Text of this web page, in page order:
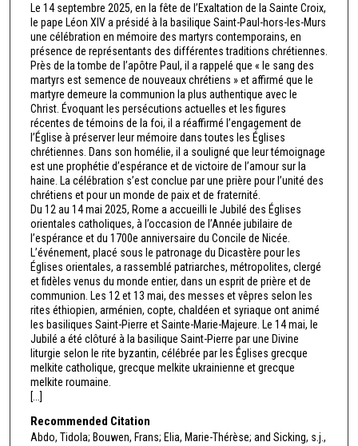
Le 14 septembre 2025, en la fête de l’Exaltation de la Sainte Croix,
le pape Léon XIV a présidé à la basilique Saint-Paul-hors-les-Murs
une célébration en mémoire des martyrs contemporains, en
présence de représentants des différentes traditions chrétiennes.
Près de la tombe de l’apôtre Paul, il a rappelé que « le sang des
martyrs est semence de nouveaux chrétiens » et affirmé que le
martyre demeure la communion la plus authentique avec le
Christ. Évoquant les persécutions actuelles et les figures
récentes de témoins de la foi, il a réaffirmé l’engagement de
l’Église à préserver leur mémoire dans toutes les Églises
chrétiennes. Dans son homélie, il a souligné que leur témoignage
est une prophétie d’espérance et de victoire de l’amour sur la
haine. La célébration s’est conclue par une prière pour l’unité des
chrétiens et pour un monde de paix et de fraternité.
Du 12 au 14 mai 2025, Rome a accueilli le Jubilé des Églises
orientales catholiques, à l’occasion de l’Année jubilaire de
l’espérance et du 1700e anniversaire du Concile de Nicée.
L’événement, placé sous le patronage du Dicastère pour les
Églises orientales, a rassemblé patriarches, métropolites, clergé
et fidèles venus du monde entier, dans un esprit de prière et de
communion. Les 12 et 13 mai, des messes et vêpres selon les
rites éthiopien, arménien, copte, chaldéen et syriaque ont animé
les basiliques Saint-Pierre et Sainte-Marie-Majeure. Le 14 mai, le
Jubilé a été clôturé à la basilique Saint-Pierre par une Divine
liturgie selon le rite byzantin, célébrée par les Églises grecque
melkite catholique, grecque melkite ukrainienne et grecque
melkite roumaine.
[...]
Recommended Citation
Abdo, Tidola; Bouwen, Frans; Elia, Marie-Thérèse; and Sicking, s.j.,